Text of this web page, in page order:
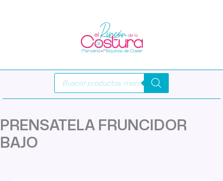
Búsqueda
productos
PRENSATELA FRUNCIDOR
BAJO